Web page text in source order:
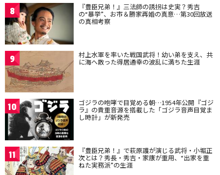
8 『豊臣兄弟！』三法師の誘拐は史実？秀吉
の“暴挙”、お市＆勝家再婚の真意…第30回放送
の真相考察
9 村上水軍を率いた戦国武将！幼い弟を支え、共
に海へ散った得居通幸の波乱に満ちた生涯
10 ゴジラの咆哮で目覚める朝…1954年公開『ゴジ
ラ』の貴重音源を搭載した「ゴジラ音声目覚ま
し時計」が新発売
11 『豊臣兄弟！』で萩原護が演じる武将・小堀正
次とは？秀長・秀吉・家康が重用、“出家を重
ねた実務派”の生涯